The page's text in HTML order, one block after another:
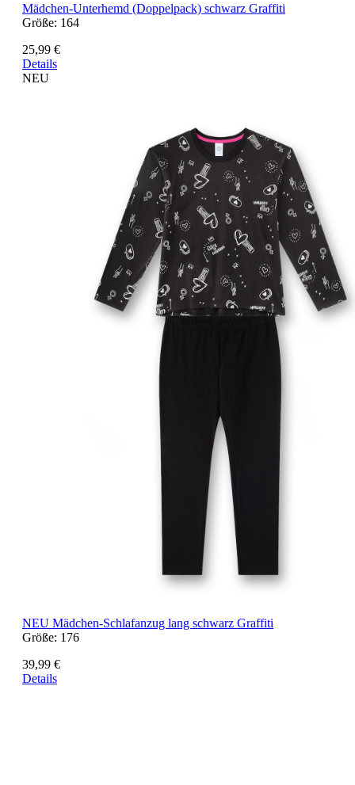
Mädchen-Unterhemd (Doppelpack) schwarz Graffiti
Größe: 164
25,99 €
Details
NEU
NEU Mädchen-Schlafanzug lang schwarz Graffiti
Größe: 176
39,99 €
Details